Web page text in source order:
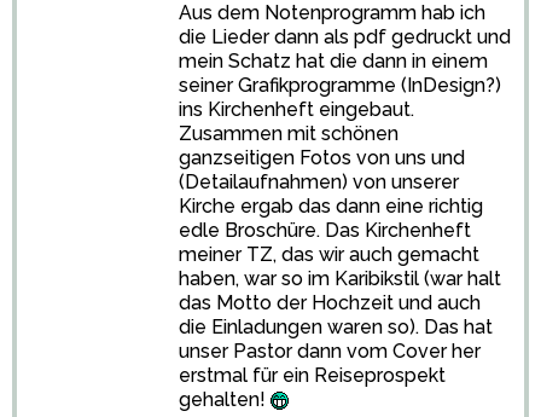
Aus dem Notenprogramm hab ich
die Lieder dann als pdf gedruckt und
mein Schatz hat die dann in einem
seiner Grafikprogramme (InDesign?)
ins Kirchenheft eingebaut.
Zusammen mit schönen
ganzseitigen Fotos von uns und
(Detailaufnahmen) von unserer
Kirche ergab das dann eine richtig
edle Broschüre. Das Kirchenheft
meiner TZ, das wir auch gemacht
haben, war so im Karibikstil (war halt
das Motto der Hochzeit und auch
die Einladungen waren so). Das hat
unser Pastor dann vom Cover her
erstmal für ein Reiseprospekt
gehalten!